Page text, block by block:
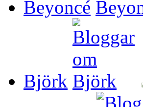
Beyoncé
Björk